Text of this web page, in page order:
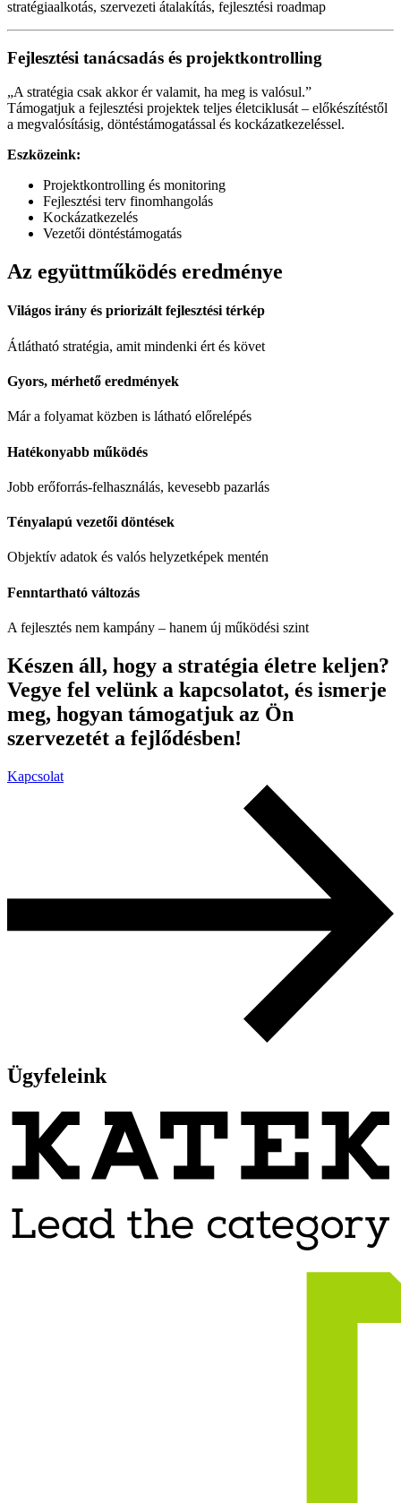
stratégiaalkotás, szervezeti átalakítás, fejlesztési roadmap
Fejlesztési tanácsadás és projektkontrolling
„A stratégia csak akkor ér valamit, ha meg is valósul.”
Támogatjuk a fejlesztési projektek teljes életciklusát – előkészítéstől
a megvalósításig, döntéstámogatással és kockázatkezeléssel.
Eszközeink:
Projektkontrolling és monitoring
Fejlesztési terv finomhangolás
Kockázatkezelés
Vezetői döntéstámogatás
Az együttműködés eredménye
Világos irány és priorizált fejlesztési térkép
Átlátható stratégia, amit mindenki ért és követ
Gyors, mérhető eredmények
Már a folyamat közben is látható előrelépés
Hatékonyabb működés
Jobb erőforrás-felhasználás, kevesebb pazarlás
Tényalapú vezetői döntések
Objektív adatok és valós helyzetképek mentén
Fenntartható változás
A fejlesztés nem kampány – hanem új működési szint
Készen áll, hogy a stratégia életre keljen?
Vegye fel velünk a kapcsolatot, és ismerje
meg, hogyan támogatjuk az Ön
szervezetét a fejlődésben!
Kapcsolat
Ügyfeleink